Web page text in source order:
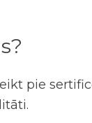
?
pie